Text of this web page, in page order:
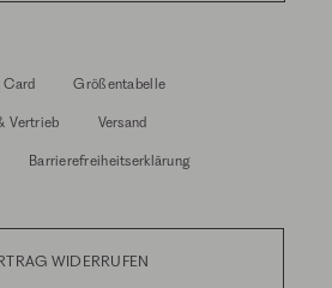
Card Größentabelle
Vertrieb Versand
Barrierefreiheitserklärung
WIDERRUFEN